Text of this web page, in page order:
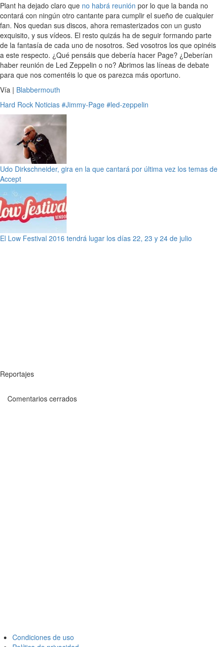
Plant ha dejado claro que no habrá reunión por lo que la banda no
contará con ningún otro cantante para cumplir el sueño de cualquier
fan. Nos quedan sus discos, ahora remasterizados con un gusto
exquisito, y sus vídeos. El resto quizás ha de seguir formando parte
de la fantasía de cada uno de nosotros. Sed vosotros los que opinéis
a este respecto. ¿Qué pensáis que debería hacer Page? ¿Deberían
haber reunión de Led Zeppelin o no? Abrimos las líneas de debate
para que nos comentéis lo que os parezca más oportuno.
Vía | Blabbermouth
Hard Rock Noticias #Jimmy-Page #led-zeppelin
Udo Dirkschneider, gira en la que cantará por última vez los temas de
Accept
El Low Festival 2016 tendrá lugar los días 22, 23 y 24 de julio
Reportajes
Comentarios cerrados
Condiciones de uso